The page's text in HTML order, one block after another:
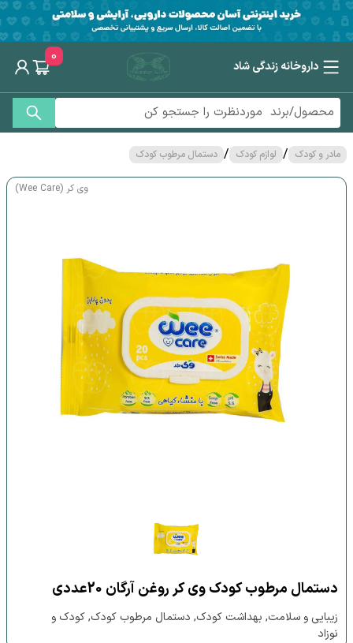
داروخانه زندگی شاد
0
مادر و کودک / لوازم کودک / دستمال مرطوب کودک
وی کر (Wee Care)
دستمال مرطوب کودک وی کر روغن آرگان 20عددی
زیبایی و سلامت, بهداشت کودک, دستمال مرطوب کودک, کودک و
نوزاد